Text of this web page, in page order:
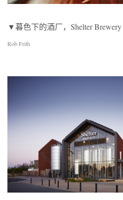
▼暮色下的酒厂，Shelter
Rob Frith